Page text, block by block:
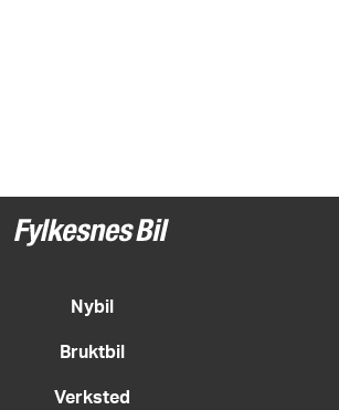
Nybil
Bruktbil
Verksted